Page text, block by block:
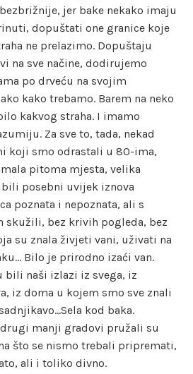
jer bake nekako imaju
dopuštati one granice koje
ne prelazimo. Dopuštaju
na sve načine, dodirujemo
po drveću na svojim
kako trebamo. Barem na neko
kakvog straha. I imamo
Za sve to, tada, nekad
koji smo odrastali u 80-ima,
pitoma mjesta, velika
posebni uvijek iznova
poznata i nepoznata, ali s
skužili, bez krivih pogleda, bez
su znala živjeti vani, uživati na
Bilo je prirodno izaći van.
bili naši izlazi iz svega, iz
iz doma u kojem smo sve znali
kod baka.
manji gradovi pružali su
što se nismo trebali pripremati,
ali i toliko divno.